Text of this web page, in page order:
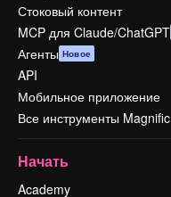
Стоковый контент
MCP для Claude/ChatGPT
Агенты Новое
API
Мобильное приложение
Все инструменты Magnific
Начать
Academy